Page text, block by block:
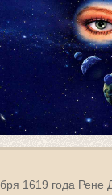
1619 года Рене